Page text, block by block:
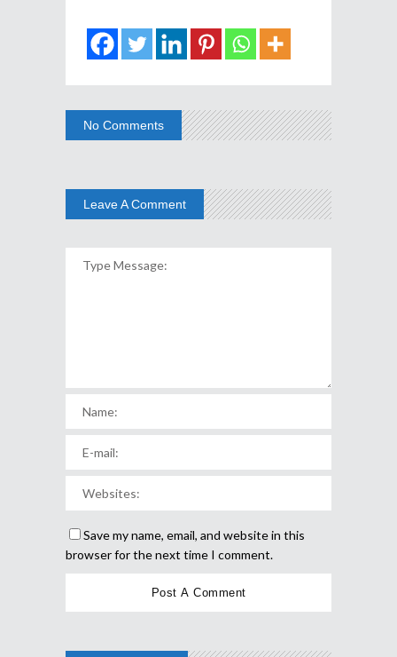
No Comments
Leave A Comment
Save my name, email, and website in this
browser for the next time I comment.